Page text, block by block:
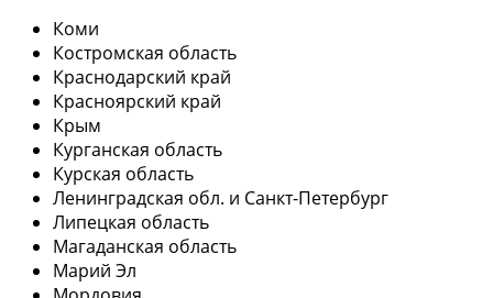
Коми
Костромская область
Краснодарский край
Красноярский край
Крым
Курганская область
Курская область
Ленинградская обл. и Санкт-Петербург
Липецкая область
Магаданская область
Марий Эл